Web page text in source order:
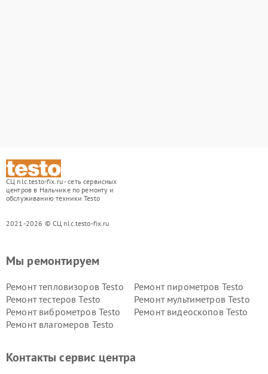
СЦ nlc.testo-fix.ru - сеть сервисных
центров в Нальчике по ремонту и
обслуживанию техники Testo
2021-2026 © СЦ nlc.testo-fix.ru
Мы ремонтируем
Ремонт тепловизоров Testo
Ремонт пирометров Testo
Ремонт тестеров Testo
Ремонт мультиметров Testo
Ремонт виброметров Testo
Ремонт видеоскопов Testo
Ремонт влагомеров Testo
Контакты сервис центра